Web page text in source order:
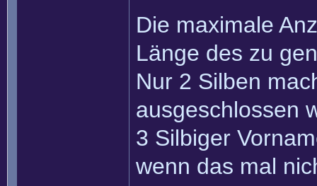
Die maximale
Länge des zu
Nur 2 Silben
ausgeschlossen
3 Silbiger
wenn das mal